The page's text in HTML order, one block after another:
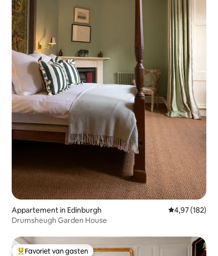
Appartement in Edinburgh Gemiddelde
4,97 (182)
Drumsheugh Garden House
Favoriet van gasten